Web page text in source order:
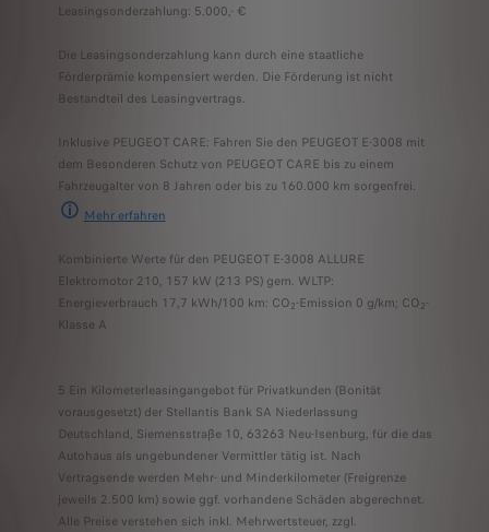
Leasingsonderzahlung: 5.000,- €
Die Leasingsonderzahlung kann durch eine staatliche
Förderprämie kompensiert werden. Die Förderung ist nicht
Bestandteil des Leasingvertrags.
Inklusive PEUGEOT CARE: Fahren Sie den PEUGEOT E-3008 mit
dem Besonderen Schutz von PEUGEOT CARE bis zu einem
Fahrzeugalter von 8 Jahren oder bis zu 160.000 km sorgenfrei.
Mehr erfahren
Kombinierte Werte für den PEUGEOT E-3008 ALLURE
Elektromotor 210, 157 kW (213 PS) gem. WLTP:
Energieverbrauch 17,7 kWh/100 km: CO2-Emission 0 g/km; CO2-
Klasse A
5 Ein Kilometerleasingangebot für Privatkunden (Bonität
vorausgesetzt) der Stellantis Bank SA Niederlassung
Deutschland, Siemensstraße 10, 63263 Neu-Isenburg, für die das
Autohaus als ungebundener Vermittler tätig ist. Nach
Vertragsende werden Mehr- und Minderkilometer (Freigrenze
jeweils 2.500 km) sowie ggf. vorhandene Schäden abgerechnet.
Alle Preise verstehen sich inkl. Mehrwertsteuer, zzgl.